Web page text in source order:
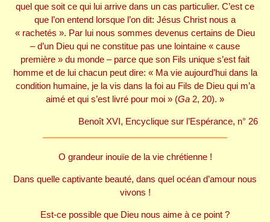
quel que soit ce qui lui arrive dans un cas particulier. C’est ce
que l’on entend lorsque l’on dit: Jésus Christ nous a
« rachetés ». Par lui nous sommes devenus certains de Dieu
– d’un Dieu qui ne constitue pas une lointaine « cause
première » du monde – parce que son Fils unique s’est fait
homme et de lui chacun peut dire: « Ma vie aujourd’hui dans la
condition humaine, je la vis dans la foi au Fils de Dieu qui m’a
aimé et qui s’est livré pour moi » (Ga 2, 20). »
Benoît XVI, Encyclique sur l’Espérance, n° 26
O grandeur inouïe de la vie chrétienne !
Dans quelle captivante beauté, dans quel océan d’amour nous
vivons !
Est-ce possible que Dieu nous aime à ce point ?